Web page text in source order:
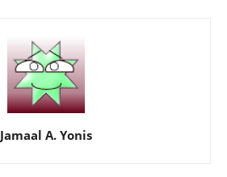
Jamaal A. Yonis